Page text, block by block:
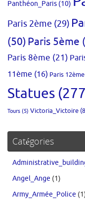
Panthéon_Paris (10)
Paris 2ème (29)
(50)Paris 5ème
Paris 8ème (21)
11ème (16) Paris 12ème
Statues
Tours (5) Victoria_Victoire
Catégories
Angel_Ange (1)
Army_Armée_Police